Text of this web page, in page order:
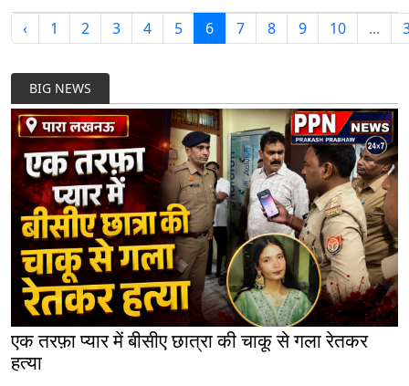
‹ 1 2 3 4 5 6 7 8 9 10 ...
BIG NEWS
एक तरफ़ा प्यार में बीसीए छात्रा की चाकू से गला रेतकर
हत्या